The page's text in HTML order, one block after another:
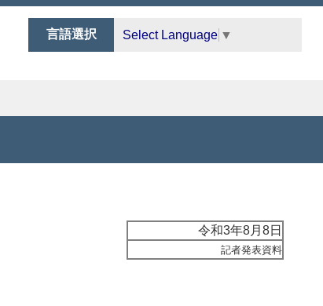
言語選択 Select Language ▼
令和3年8月8日
記者発表資料